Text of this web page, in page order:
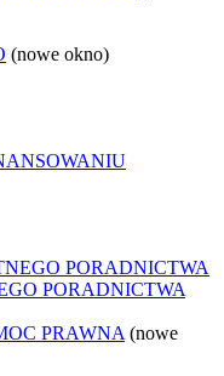
(nowe okno)
PORADNICTWA
PORADNICTWA
PRAWNA (nowe